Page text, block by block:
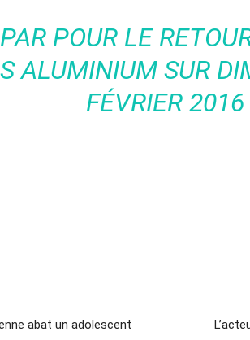
POUR LE
ALUMINIUM SUR
FÉVRIER 2016
abat un adolescent